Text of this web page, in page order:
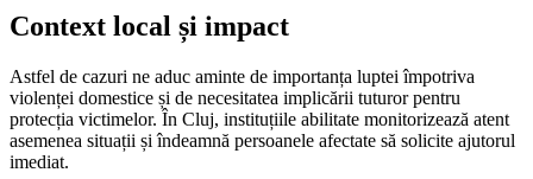
Context local și impact
Astfel de cazuri ne aduc aminte de importanța luptei împotriva
violenței domestice și de necesitatea implicării tuturor pentru
protecția victimelor. În Cluj, instituțiile abilitate monitorizează atent
asemenea situații și îndeamnă persoanele afectate să solicite ajutorul
imediat.